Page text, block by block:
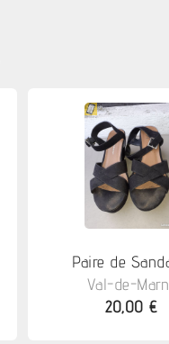
Paire de
Val-de-
20,00 €